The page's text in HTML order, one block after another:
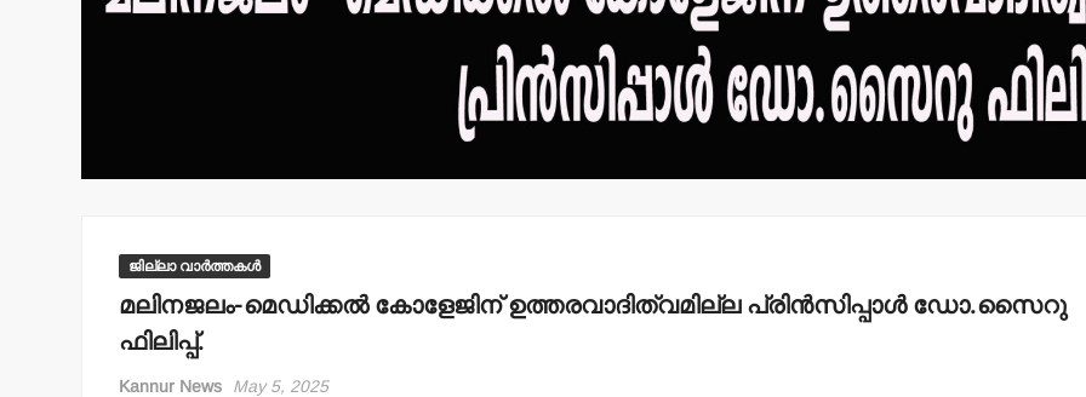
ജില്ലാ വാർത്തകൾ
മലിനജലം-മെഡിക്കല്‍ കോളേജിന് ഉത്തരവാദിത്വമില്ല പ്രിന്‍സിപ്പാള്‍ ഡോ.സൈറു
ഫിലിപ്പ്.
Kannur News May 5, 2025